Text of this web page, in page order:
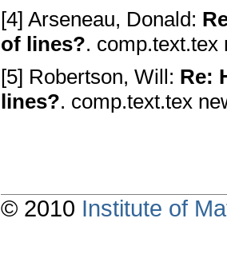
[4] Arseneau, Donald:
of lines?. comp.text.tex
[5] Robertson, Will: Re:
lines?. comp.text.tex
© 2010 Institute of